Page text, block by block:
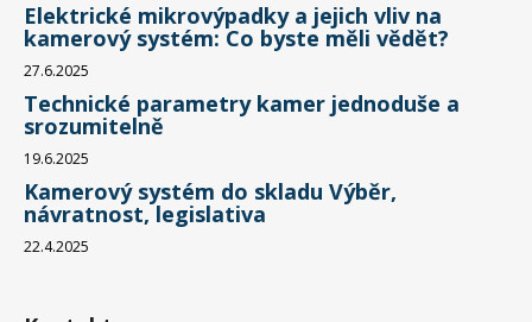
Elektrické mikrovýpadky a jejich vliv na
kamerový systém: Co byste měli vědět?
27.6.2025
Technické parametry kamer jednoduše a
srozumitelně
19.6.2025
Kamerový systém do skladu Výběr,
návratnost, legislativa
22.4.2025